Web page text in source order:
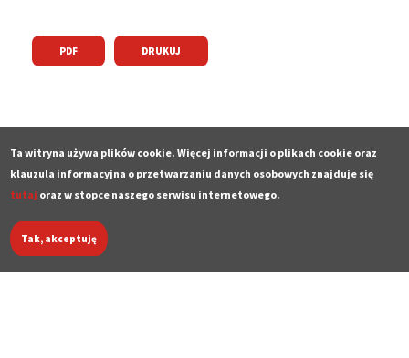
PDF DRUKUJ
Ta witryna używa plików cookie. Więcej informacji o plikach cookie oraz
klauzula informacyjna o przetwarzaniu danych osobowych znajduje się
tutaj oraz w stopce naszego serwisu internetowego.
Tak, akceptuję